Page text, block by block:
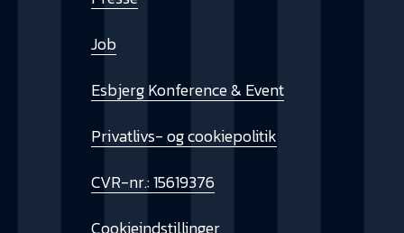
Job
Esbjerg Konference & Event
Privatlivs- og cookiepolitik
CVR-nr.: 15619376